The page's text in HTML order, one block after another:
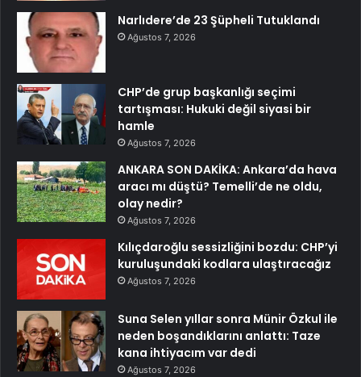
Narlıdere’de 23 Şüpheli Tutuklandı
Ağustos 7, 2026
CHP’de grup başkanlığı seçimi
tartışması: Hukuki değil siyasi bir
hamle
Ağustos 7, 2026
ANKARA SON DAKİKA: Ankara’da hava
aracı mı düştü? Temelli’de ne oldu,
olay nedir?
Ağustos 7, 2026
Kılıçdaroğlu sessizliğini bozdu: CHP’yi
kuruluşundaki kodlara ulaştıracağız
Ağustos 7, 2026
Suna Selen yıllar sonra Münir Özkul ile
neden boşandıklarını anlattı: Taze
kana ihtiyacım var dedi
Ağustos 7, 2026